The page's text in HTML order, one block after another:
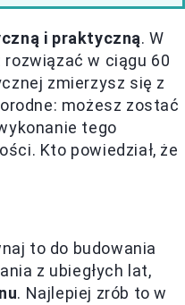
i praktyczną. W
w ciągu 60
zmierzysz się z
możesz zostać
tego
Kto powiedział, że
to do budowania
z ubiegłych lat,
. Najlepiej zrób to w